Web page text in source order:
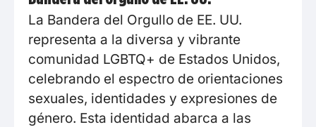
La Bandera del Orgullo de EE. UU.
representa a la diversa y vibrante
comunidad LGBTQ+ de Estados Unidos,
celebrando el espectro de orientaciones
sexuales, identidades y expresiones de
género. Esta identidad abarca a las